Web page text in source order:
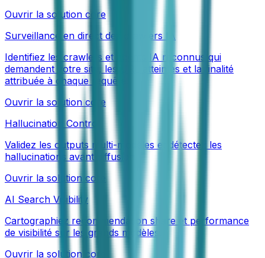
Ouvrir la solution core
Surveillance en direct des crawlers IA
Identifiez les crawlers et agents IA reconnus qui
demandent votre site, les URL atteintes et la finalité
attribuée à chaque requête.
Ouvrir la solution core
Hallucination Control
Validez les outputs multi-modèles et détectez les
hallucinations avant diffusion.
Ouvrir la solution core
AI Search Visibility
Cartographiez recommendation share et performance
de visibilité sur les grands modèles.
Ouvrir la solution core